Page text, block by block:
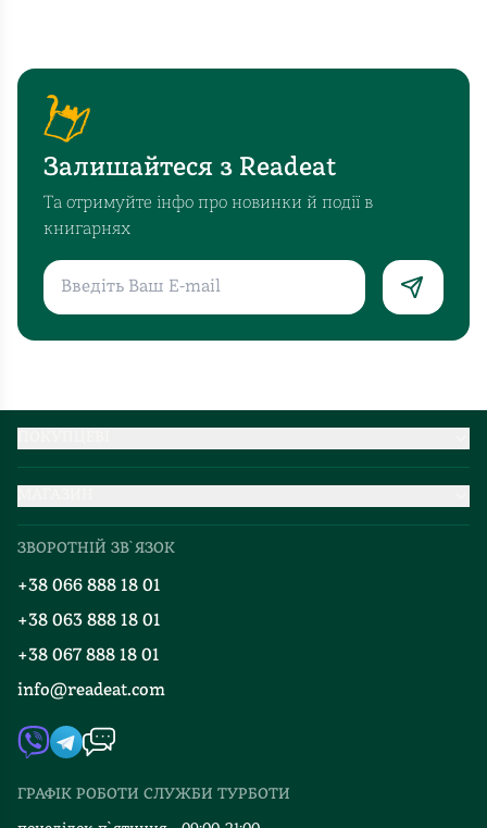
Залишайтеся з Readeat
Та отримуйте інфо про новинки й події в
книгарнях
Про нас
Добірки
Блог
Події
Книгарні
Контакти
Автори
Видавництва
Відгуки та оцінка RDT
Партнерство
ЗВОРОТНІЙ ЗВ`ЯЗОК
+38 066 888 18 01
+38 063 888 18 01
+38 067 888 18 01
info@readeat.com
ГРАФІК РОБОТИ СЛУЖБИ ТУРБОТИ